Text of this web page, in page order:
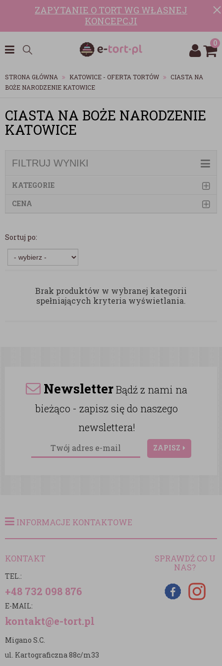
ZAPYTANIE O TORT WG WŁASNEJ
KONCEPCJI
0
STRONA GŁÓWNA KATOWICE - OFERTA TORTÓW
CIASTA NA
BOŻE NARODZENIE KATOWICE
CIASTA NA BOŻE NARODZENIE
KATOWICE
FILTRUJ WYNIKI
KATEGORIE
CENA
Sortuj po:
Brak produktów w wybranej kategorii
spełniających kryteria wyświetlania.
NewsletterBądź z nami na
bieżąco - zapisz się do naszego
newslettera!
ZAPISZ
INFORMACJE KONTAKTOWE
KONTAKT
TEL.:
+48 732 098 876
E-MAIL:
kontakt@e-tort.pl
Migano S.C.
ul. Kartograficzna 88c/m33
SPRAWDŹ CO U
NAS?